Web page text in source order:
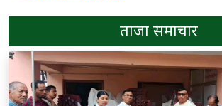
ताजा समाचार